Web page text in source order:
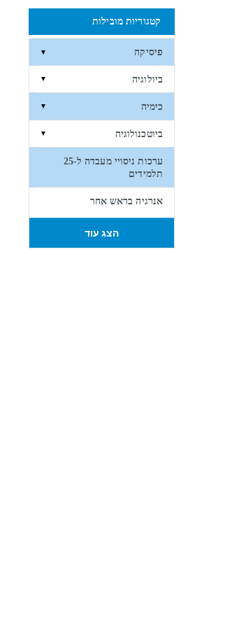
קטגוריות מובילות
פיסיקה ▼
ביולוגיה ▼
כימיה ▼
ביוטכנולוגיה ▼
ערכות ניסויי מעבדה ל-25
תלמידים
אנרגיה בראש אחר
הצג עוד